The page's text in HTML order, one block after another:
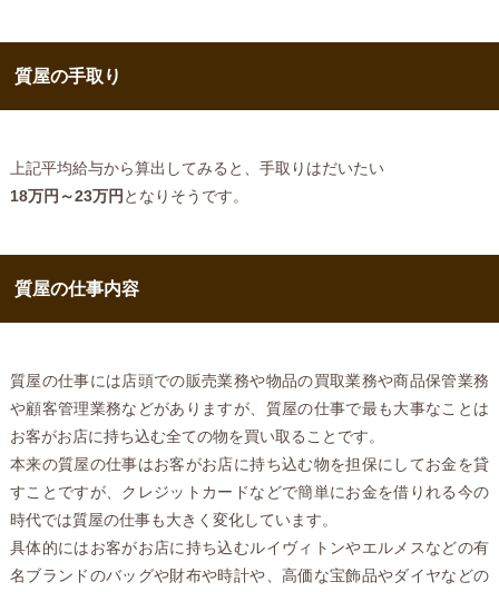
質屋の手取り
上記平均給与から算出してみると、手取りはだいたい
18万円～23万円 となりそうです。
質屋の仕事内容
質屋の仕事には店頭での販売業務や物品の買取業務や商品保管業務
や顧客管理業務などがありますが、質屋の仕事で最も大事なことは
お客がお店に持ち込む全ての物を買い取ることです。
本来の質屋の仕事はお客がお店に持ち込む物を担保にしてお金を貸
すことですが、クレジットカードなどで簡単にお金を借りれる今の
時代では質屋の仕事も大きく変化しています。
具体的にはお客がお店に持ち込むルイヴィトンやエルメスなどの有
名ブランドのバッグや財布や時計や、高価な宝飾品やダイヤなどの